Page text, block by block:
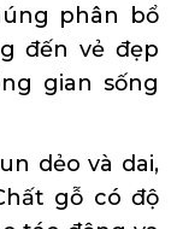
phân bổ
đến vẻ đẹp
gian sống
dẻo và dai,
gỗ có độ